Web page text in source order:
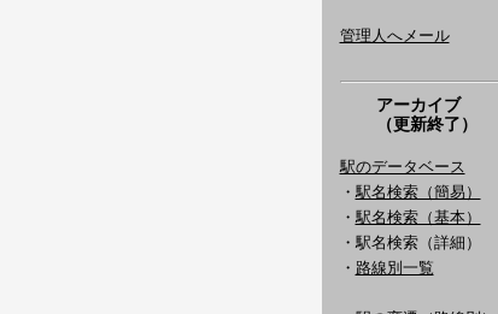
管理人へメール
アーカイブ
（更新終了）
駅のデータベース
・ 駅名検索（簡易）
・ 駅名検索（基本）
・駅名検索（詳細）
・ 路線別一覧